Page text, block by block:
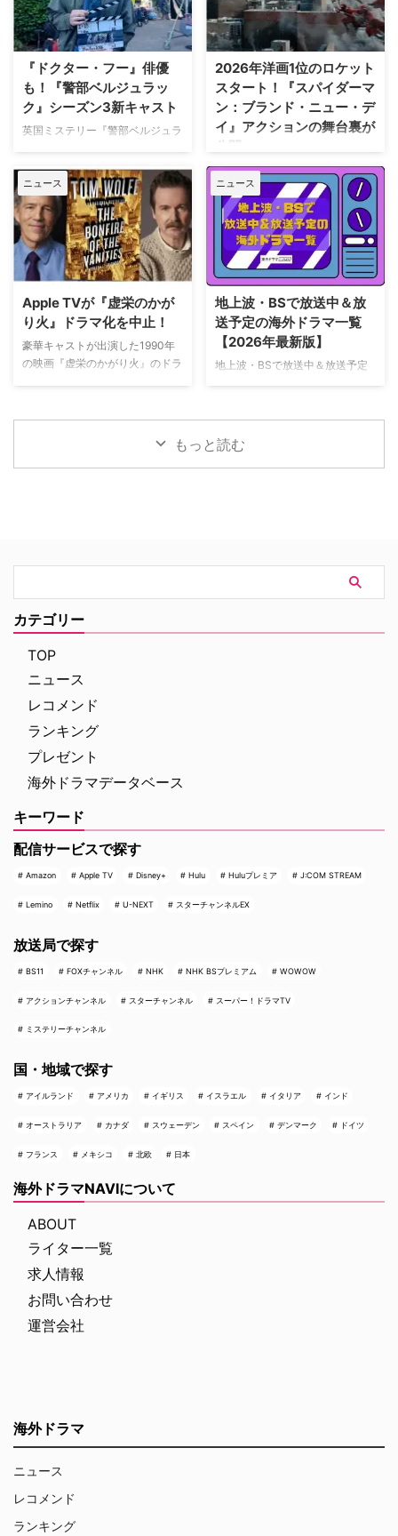
っていたことが分かった。 生き
ていられることに心から感謝 ミ
ニーは過去8週間にわたり、
Instagram上で「パリ近況報告」
と題した動画シリーズを投稿。最
終シーズンの撮影で滞在していた
パリでの日常をファンに届けてい
た。しかし8月6日（木）早朝、
公開。「パリの最新情報だけど、
実はロンドンに戻っ …
Netflixは、今年3月のMLB開幕戦
をライヴ配信したのを皮切りに、
7月のホームランダービーもリリ
を深めている。この協力関係は
2028年まで続く予定だ。今月中
旬に行われるフィールド・オブ・
ドリームス（映画『フィールド・
オブ・ドリームス』の舞台となっ
たアイオワ州のとうもろこし畑の
中にある球 …
『ドクター・フー』俳優
も！『警部ベルジュラッ
ク』シーズン3新キャスト
英国ミステリー『警部ベルジュラ
ている。また、4人のキャストが
新たに加わることも明らかになっ
た。英BBCなど複数のメディアが
伝えている。 これまでで最も衝
撃的な事件に巻き込まれるベルジ
ュラック 1981年から1991年にか
けて英BBCで放送されたジョン・
『Bergerac（原題）』をリブー
トした本作。イギリス海峡に浮か
ぶジャージー島を舞台に、警部の
ジム・ベルジュラックが事件に挑
2026年洋画1位のロケット
スタート！『スパイダーマ
ン：ブランド・ニュー・デ
イ』アクションの舞台裏が
公開
トム・ホランド演じるスパイダー
マンの新たな物語を描く映画『ス
パイダーマン：ブランド・ニュ
ー・デイ』が大ヒット上映中だ。
公開初日の興行収入は5億6,000
万円を超え、2026年公開の洋画
ナンバーワンを記録。このたび、
主演のトム・ホランド自らが臨場
感あふれるアクションシーン撮影
の裏側を明かす特別映像が公開さ
れた。 世界中で大ヒットを記
録！ 映画史に残る快挙を達成 ソ
ニー・ピクチャーズ配給、トム・
ー＝スパイダーマンの新たなる物
語、『スパイダーマン：ブラン
ド・ニュー・デイ』が大ヒット …
ニュース
Apple TVが『虚栄のかが
り火』ドラマ化を中止！
豪華キャストが出演した1990年
の映画『虚栄のかがり火』のドラ
トム・ウルフのベストセラー小説
く。人種間の対立を煽って全国的
な名声を得た …
ニュース
地上波・BSで放送中＆放
送予定の海外ドラマ一覧
【2026年最新版】
地上波・BSで放送中＆放送予定
中＆放送予定の海外ドラマ 海外
ドラマ『DOC（ドック） あす
へのカルテ』 NHK BSプレミアム
4K｜毎週（木） 17：00～ イタ
ーロ ほか ≫≫『DOC（ドッ
ク）3 あすへのカルテ』詳細 海
すへのカルテ』 総合｜毎週
もっと読む
カテゴリー
TOP
ニュース
レコメンド
ランキング
プレゼント
海外ドラマデータベース
キーワード
配信サービスで探す
Amazon Apple TV Disney+ Hulu Huluプレミア J:COM STREAM
Lemino Netflix U-NEXT スターチャンネルEX
放送局で探す
BS11 FOXチャンネル NHK NHK BSプレミアム WOWOW
アクションチャンネル スターチャンネル スーパー！ドラマTV
ミステリーチャンネル
国・地域で探す
アイルランド アメリカ イギリス イスラエル イタリア インド
オーストラリア カナダ スウェーデン スペイン デンマーク ドイツ
フランス メキシコ 北欧 日本
海外ドラマNAVIについて
ABOUT
ライター一覧
求人情報
お問い合わせ
運営会社
海外ドラマ
ニュース
レコメンド
ランキング